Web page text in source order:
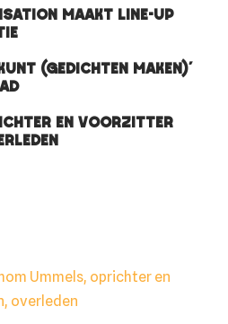
maakt line-up
(gedichten maken)’
en voorzitter
Ummels, oprichter en
overleden